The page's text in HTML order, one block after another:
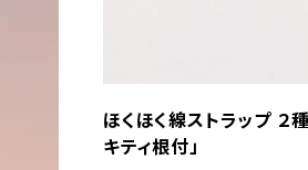
ほくほく線ストラップ ２
キティ根付」